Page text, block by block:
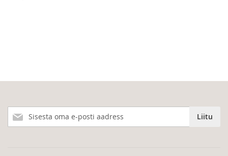
meie
Liitu